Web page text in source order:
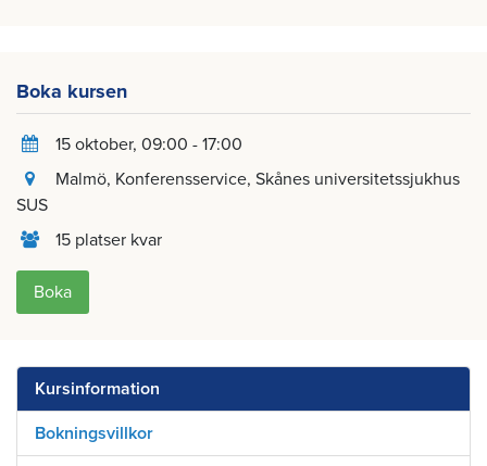
Boka kursen
15 oktober, 09:00 - 17:00
Malmö, Konferensservice, Skånes universitetssjukhus
SUS
15 platser kvar
Boka
Kursinformation
Bokningsvillkor